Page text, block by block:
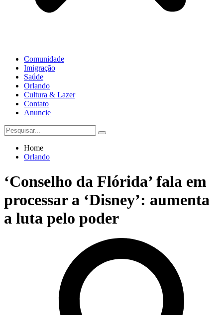
Comunidade
Imigração
Saúde
Orlando
Cultura & Lazer
Contato
Anuncie
Home
Orlando
‘Conselho da Flórida’ fala em
processar a ‘Disney’: aumenta
a luta pelo poder